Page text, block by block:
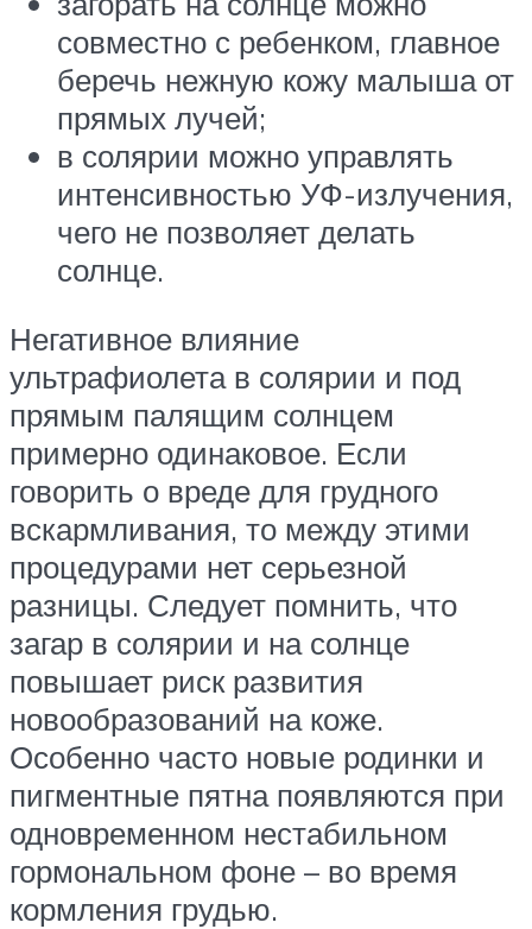
совместно с ребенком, главное
беречь нежную кожу малыша от
прямых лучей;
в солярии можно управлять
интенсивностью УФ-излучения,
чего не позволяет делать
солнце.
Негативное влияние
ультрафиолета в солярии и под
прямым палящим солнцем
примерно одинаковое. Если
говорить о вреде для грудного
вскармливания, то между этими
процедурами нет серьезной
разницы. Следует помнить, что
загар в солярии и на солнце
повышает риск развития
новообразований на коже.
Особенно часто новые родинки и
пигментные пятна появляются при
одновременном нестабильном
гормональном фоне – во время
кормления грудью.